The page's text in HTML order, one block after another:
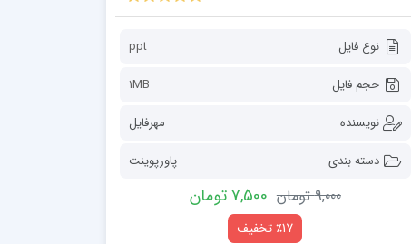
نوع فایل
ppt
حجم فایل
1MB
نویسنده
مهرفایل
دسته بندی
پاورپوینت
9,000 تومان 7,500 تومان
٪17 تخفیف